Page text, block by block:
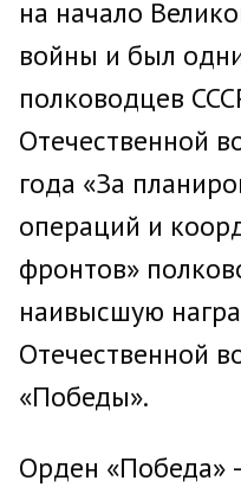
на начало
войны и был
полководцев
Отечественной
года «За
операций и
фронтов»
наивысшую
Отечественной
«Победы».
Орден «Победа»